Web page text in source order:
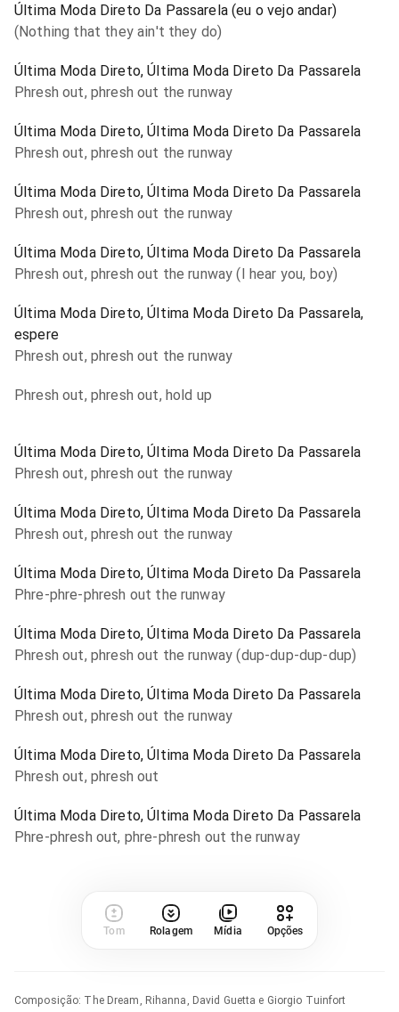
Última Moda Direto Da Passarela (eu o vejo andar)
(Nothing that they ain't they do)
Última Moda Direto, Última Moda Direto Da Passarela
Phresh out, phresh out the runway
Última Moda Direto, Última Moda Direto Da Passarela
Phresh out, phresh out the runway
Última Moda Direto, Última Moda Direto Da Passarela
Phresh out, phresh out the runway
Última Moda Direto, Última Moda Direto Da Passarela
Phresh out, phresh out the runway (I hear you, boy)
Última Moda Direto, Última Moda Direto Da Passarela,
espere
Phresh out, phresh out the runway
Phresh out, phresh out, hold up
Última Moda Direto, Última Moda Direto Da Passarela
Phresh out, phresh out the runway
Última Moda Direto, Última Moda Direto Da Passarela
Phresh out, phresh out the runway
Última Moda Direto, Última Moda Direto Da Passarela
Phre-phre-phresh out the runway
Última Moda Direto, Última Moda Direto Da Passarela
Phresh out, phresh out the runway (dup-dup-dup-dup)
Última Moda Direto, Última Moda Direto Da Passarela
Phresh out, phresh out the runway
Última Moda Direto, Última Moda Direto Da Passarela
Phresh out, phresh out
Última Moda Direto, Última Moda Direto Da Passarela
Phre-phresh out, phre-phresh out the runway
Tom Rolagem Mídia Opções
Composição: The Dream, Rihanna, David Guetta e Giorgio Tuinfort